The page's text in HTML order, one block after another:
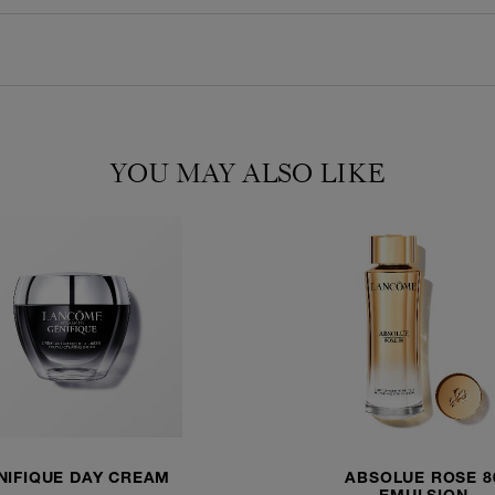
RESULTATER
Kremen har
- Allerede etter
ser mykere ut.
- Etter én måned
- Fremskynder
EN LUKSURIØS
YOU MAY ALSO LIKE
DAY CREAM
ABSOLUE ROSE